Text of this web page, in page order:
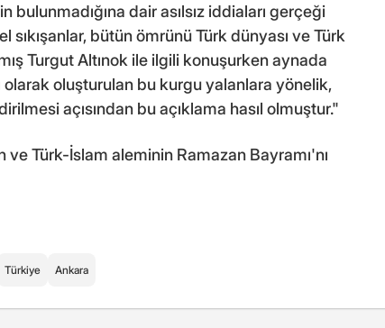
bulunmadığına dair asılsız iddiaları gerçeği
sıkışanlar, bütün ömrünü Türk dünyası ve Türk
Turgut Altınok ile ilgili konuşurken aynada
olarak oluşturulan bu kurgu yalanlara yönelik,
açısından bu açıklama hasıl olmuştur."
ve Türk-İslam aleminin Ramazan Bayramı'nı
Türkiye Ankara